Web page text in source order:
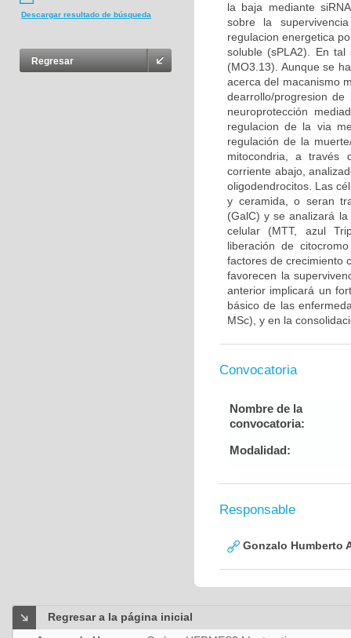
Descargar resultado de búsqueda
Regresar
la baja mediante
sobre la
regulacion energetica
soluble (sPLA2). En
(MO3.13). Aunque se
acerca del macanismo
dearrollo/progresion
neuroprotección
regulacion de la via
regulación de la
mitocondria, a través
corriente abajo,
oligodendrocitos. Las
y ceramida, o seran
(GalC) y se analizará
celular (MTT, azul
liberación de
factores de crecimiento
favorecen la
anterior implicará un
básico de las
MSc), y en la
Convocatoria
Nombre de la
convocatoria:
Modalidad:
Responsable
Gonzalo Humberto
Regresar a la página inicial